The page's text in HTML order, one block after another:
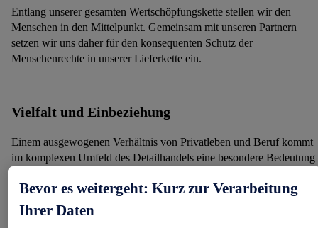
Entlang unserer gesamten Wertschöpfungskette stellen wir den
Menschen in den Mittelpunkt. Gemeinsam mit unseren Partnern
setzen wir uns daher für den konsequenten Schutz der
Menschenrechte in unserer Lieferkette ein.
Vielfalt und Einbeziehung
Einem ausgewogenen Verhältnis von Privatleben und Beruf kommt
im komplexen Umfeld des Detailhandels eine besondere Bedeutung
Faire Entlohnung
Bevor es weitergeht: Kurz zur Verarbeitung
Ihrer Daten